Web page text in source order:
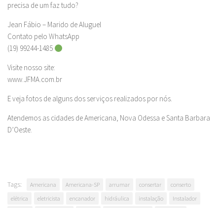
precisa de um faz tudo?
Jean Fábio – Marido de Aluguel
Contato pelo WhatsApp
(19) 99244-1485
Visite nosso site:
www.JFMA.com.br
E veja fotos de alguns dos serviços realizados por nós.
Atendemos as cidades de Americana, Nova Odessa e Santa Barbara
D’Oeste.
Tags: Americana Americana-SP arrumar consertar
conserto
elétrica
eletricista encanador hidráulica instalação
Instalador